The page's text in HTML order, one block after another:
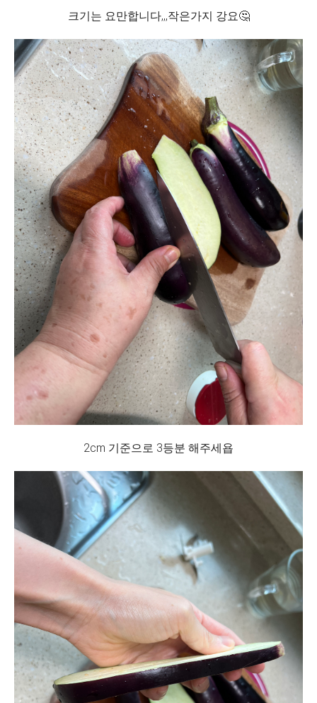
크기는 요만합니다,,,작은가지 강요🤔
2cm 기준으로 3등분 해주세욥